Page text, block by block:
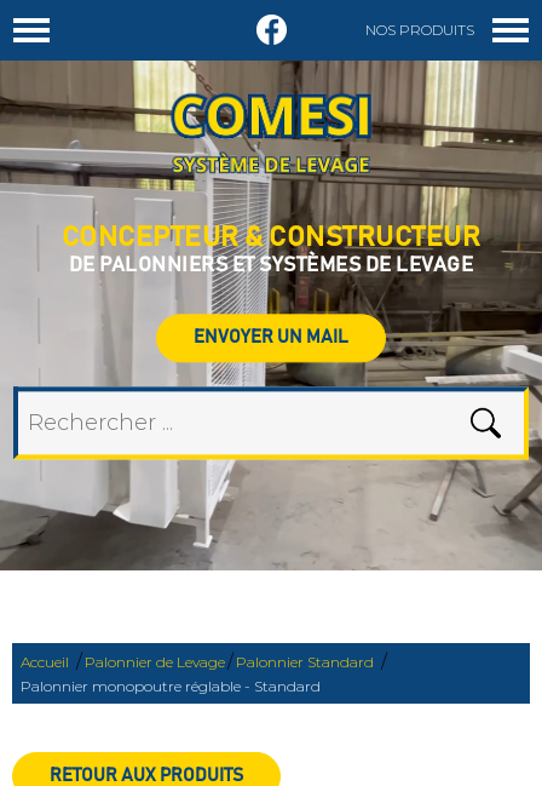
NOS PRODUITS
DEMANDER UN DEVIS
CONCEPTEUR & CONSTRUCTEUR
DE PALONNIERS ET SYSTÈMES DE LEVAGE
ENVOYER UN MAIL
Accueil / Palonnier de Levage/ Palonnier Standard /
Palonnier monopoutre réglable - Standard
RETOUR AUX PRODUITS